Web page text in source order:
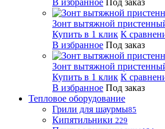
В избранное Под заказ
Зонт вытяжной
Купить в 1 клик К
В избранное Под заказ
Зонт вытяжной
Купить в 1 клик К
В избранное Под заказ
Тепловое оборудование
Грили для шаурмы85
Кипятильники 229